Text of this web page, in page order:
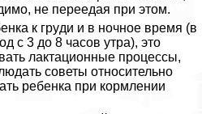
не переедая при этом.
к гpyди и в ночное время (в
с 3 до 8 часов утра), это
лактационные процессы,
советы относительно
ребенка при кормлении